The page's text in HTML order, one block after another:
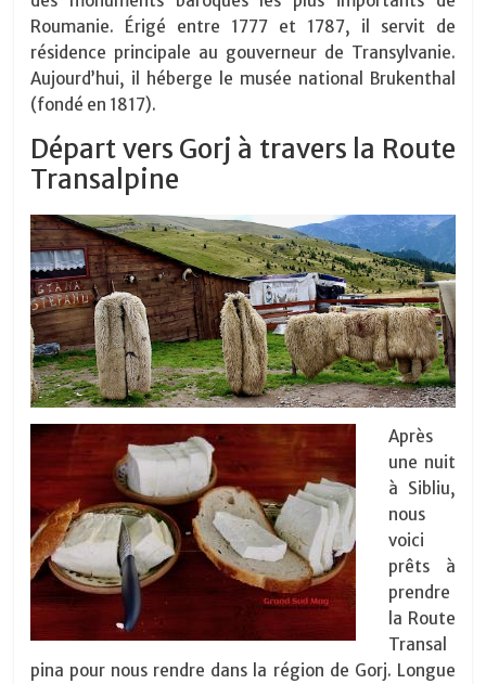
Roumanie. Érigé entre 1777 et 1787, il servit de
résidence principale au gouverneur de Transylvanie.
Aujourd’hui, il héberge le musée national Brukenthal
(fondé en 1817).
Départ vers Gorj à travers la Route
Transalpine
Après
une nuit
à Sibliu,
nous
voici
prêts à
prendre
la Route
Transal
pina pour nous rendre dans la région de Gorj. Longue